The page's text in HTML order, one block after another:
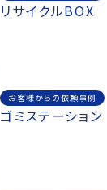
リサイクルBOX
お客様からの依頼事例
ゴミステーション